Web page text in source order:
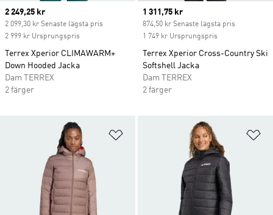
Current price
2 249,25 kr
2 099,30 kr Senaste lägsta pris
2 999 kr Ursprungspris
Terrex Xperior CLIMAWARM+
Down Hooded Jacka
Dam TERREX
2 färger
Current price
1 311,75 kr
874,50 kr Senaste lägsta pris
1 749 kr Ursprungspris
Terrex Xperior Cross-Country Ski
Softshell Jacka
Dam TERREX
2 färger
Lägg till på önskelistan